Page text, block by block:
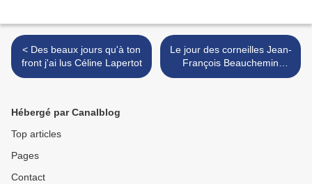
< Des beaux jours qu'à ton
front j'ai lus Céline Lapertot
Le jour des corneilles Jean-
François Beauchemin
Éditions Québec-Amérique
Hébergé par Canalblog
Top articles
Pages
Contact